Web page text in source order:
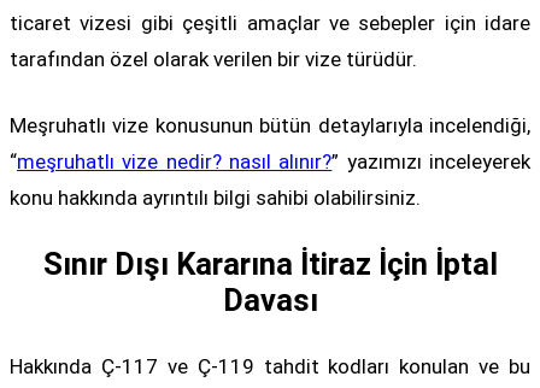
ticaret vizesi gibi çeşitli amaçlar ve sebepler için idare
tarafından özel olarak verilen bir vize türüdür.
Meşruhatlı vize konusunun bütün detaylarıyla incelendiği,
“meşruhatlı vize nedir? nasıl alınır?” yazımızı inceleyerek
konu hakkında ayrıntılı bilgi sahibi olabilirsiniz.
Sınır Dışı Kararına İtiraz İçin İptal
Davası
Hakkında Ç-117 ve Ç-119 tahdit kodları konulan ve bu